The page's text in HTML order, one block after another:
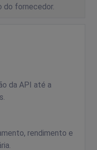
do fornecedor.
da API até a
rendimento e